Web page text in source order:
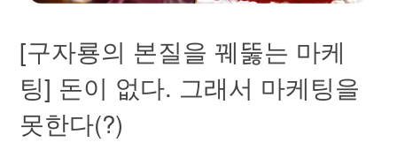
[구자룡의 본질을 꿰뚫는 마케
팅] 돈이 없다. 그래서 마케팅을
못한다(?)